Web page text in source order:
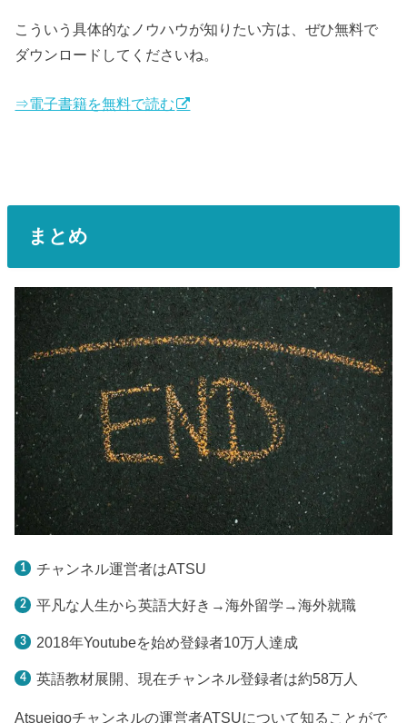
こういう具体的なノウハウが知りたい方は、ぜひ無料で
ダウンロードしてくださいね。
⇒電子書籍を無料で読む
まとめ
チャンネル運営者はATSU
平凡な人生から英語大好き→海外留学→海外就職
2018年Youtubeを始め登録者10万人達成
英語教材展開、現在チャンネル登録者は約58万人
Atsueigoチャンネルの運営者ATSUについて知ることがで